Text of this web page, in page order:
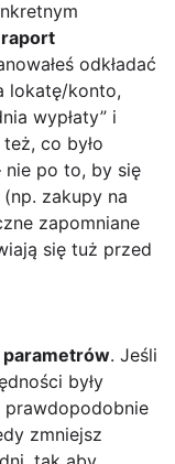
raport
odkładać
lokatę/konto,
wypłaty” i
co było
nie po to, by się
zakupy na
zapomniane
się tuż przed
. Jeśli
były
prawdopodobnie
zmniejsz